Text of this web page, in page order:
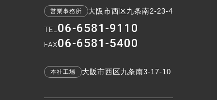
営業事務所 大阪市西区九条南2-23-4
TEL06-6581-9110
FAX06-6581-5400
本社工場 大阪市西区九条南3-17-10